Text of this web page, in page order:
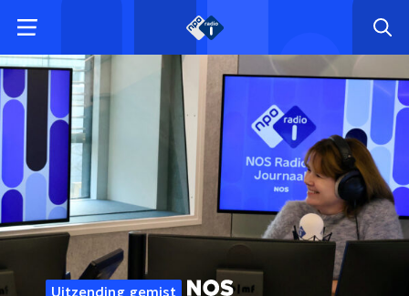
Uitzending gemist